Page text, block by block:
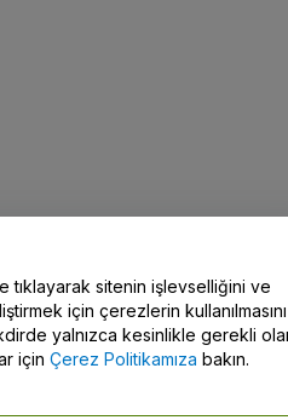
Ulaşın
sitenin işlevselliğini ve
için çerezlerin kullanılmasını
yalnızca kesinlikle gerekli
için Çerez Politikamıza bakın.